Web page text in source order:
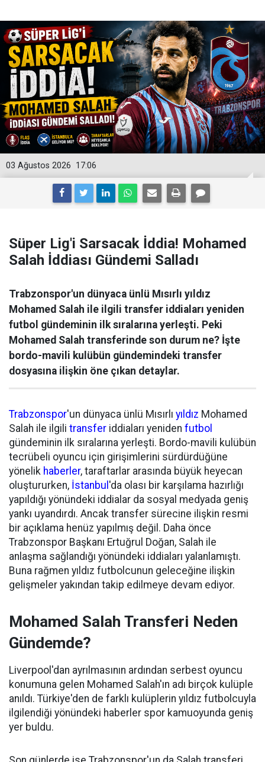
17:06
03 Ağustos 2026
Süper Lig'i Sarsacak İddia! Mohamed
Salah İddiası Gündemi Salladı
Trabzonspor'un dünyaca ünlü Mısırlı yıldız
Mohamed Salah ile ilgili transfer iddiaları yeniden
futbol gündeminin ilk sıralarına yerleşti. Peki
Mohamed Salah transferinde son durum ne? İşte
bordo-mavili kulübün gündemindeki transfer
dosyasına ilişkin öne çıkan detaylar.
Trabzonspor'un dünyaca ünlü Mısırlı yıldız Mohamed
Salah ile ilgili transfer iddiaları yeniden futbol
gündeminin ilk sıralarına yerleşti. Bordo-mavili kulübün
tecrübeli oyuncu için girişimlerini sürdürdüğüne
yönelik haberler, taraftarlar arasında büyük heyecan
oluştururken, İstanbul 'da olası bir karşılama hazırlığı
yapıldığı yönündeki iddialar da sosyal medyada geniş
yankı uyandırdı. Ancak transfer sürecine ilişkin resmi
bir açıklama henüz yapılmış değil. Daha önce
Trabzonspor Başkanı Ertuğrul Doğan, Salah ile
anlaşma sağlandığı yönündeki iddiaları yalanlamıştı.
Buna rağmen yıldız futbolcunun geleceğine ilişkin
gelişmeler yakından takip edilmeye devam ediyor.
Mohamed Salah Transferi Neden
Gündemde?
Liverpool'dan ayrılmasının ardından serbest oyuncu
konumuna gelen Mohamed Salah'ın adı birçok kulüple
anıldı. Türkiye'den de farklı kulüplerin yıldız futbolcuyla
ilgilendiği yönündeki haberler spor kamuoyunda geniş
yer buldu.